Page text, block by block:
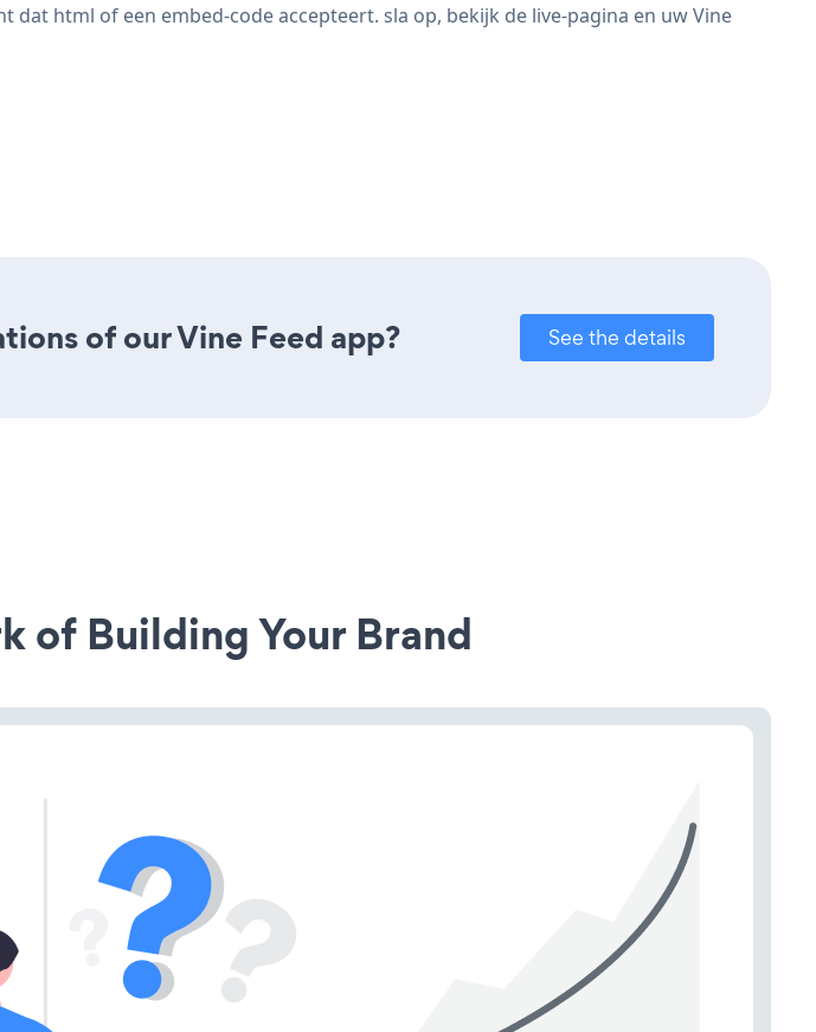
html of een embed-code accepteert. sla op, bekijk de live-pagina en uw Vine
of our Vine Feed app? See the details
of Building Your Brand